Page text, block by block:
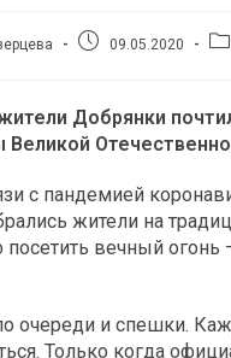
Запись09.05.2020
Добрянки
Великой
с пандемией
жители на
посетить вечный
очереди и спешки.
Только когда